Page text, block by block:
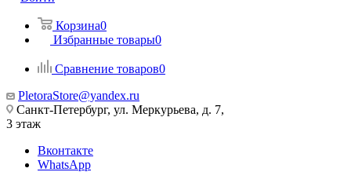
Корзина0
Избранные товары0
Сравнение товаров0
PletoraStore@yandex.ru
Санкт-Петербург, ул. Меркурьева, д. 7,
3 этаж
Вконтакте
WhatsApp